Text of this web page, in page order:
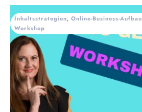
Inhaltsstrategien, Online-Business-Aufbau
Workshop